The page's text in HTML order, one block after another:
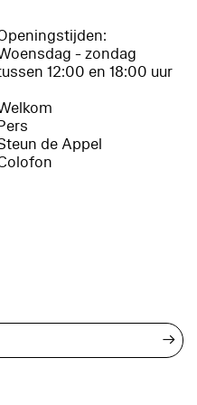
- zondag
12:00 en 18:00 uur
de Appel
→